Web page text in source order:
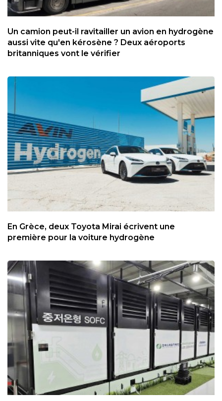
Un camion peut-il ravitailler un avion en hydrogène
aussi vite qu'en kérosène ? Deux aéroports
britanniques vont le vérifier
En Grèce, deux Toyota Mirai écrivent une
première pour la voiture hydrogène